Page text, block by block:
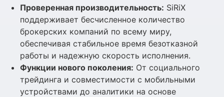
Проверенная производительность: SiRiX
поддерживает бесчисленное количество
брокерских компаний по всему миру,
обеспечивая стабильное время безотказной
работы и надежную скорость исполнения.
Функции нового поколения: От социального
трейдинга и совместимости с мобильными
устройствами до аналитики на основе